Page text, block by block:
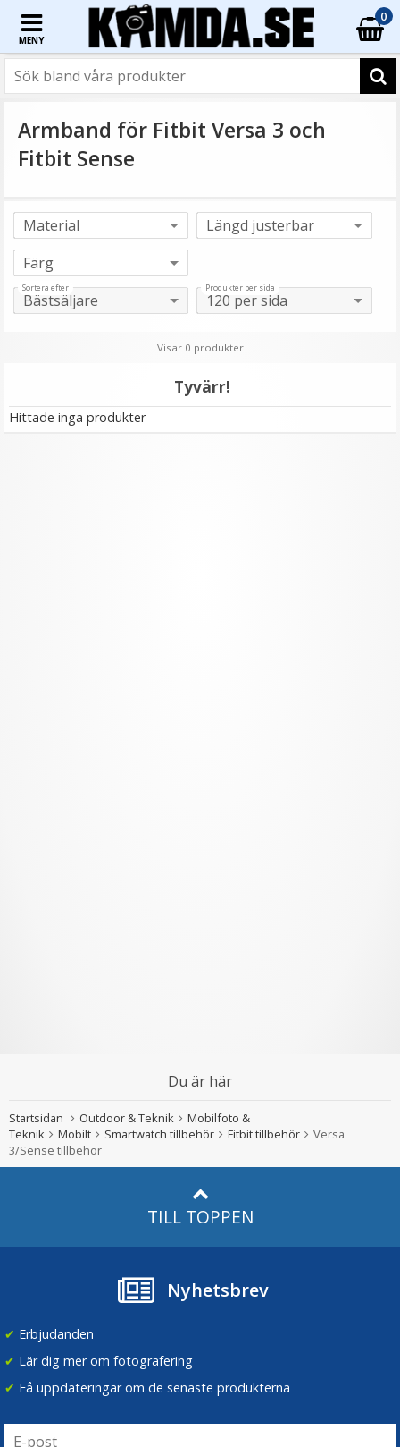
MENY
0
Armband för Fitbit Versa 3 och
Fitbit Sense
Sortera efter Produkter per sida
Visar 0 produkter
Tyvärr!
Hittade inga produkter
Du är här
Startsidan Outdoor & Teknik
Mobilfoto &
Teknik
Mobilt Smartwatch tillbehör Fitbit tillbehör
Versa
3/Sense tillbehör
TILL TOPPEN
Nyhetsbrev
✔ Erbjudanden
✔ Lär dig mer om fotografering
✔ Få uppdateringar om de senaste produkterna